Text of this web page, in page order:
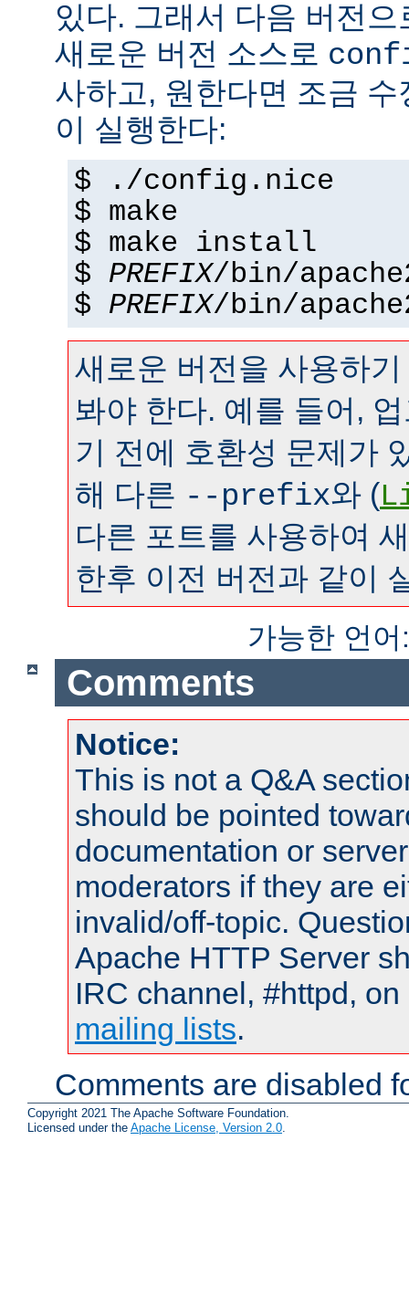
있다. 그래서 다음 버전
새로운 버전 소스로
사하고, 원한다면 조금
이 실행한다:
$ ./config.nice
$ make
$ make install
$ PREFIX/bin/
$ PREFIX/bin/
새로운 버전을 사용하
봐야 한다. 예를 들어,
기 전에 호환성 문제가
해 다른 --prefix와 (
다른 포트를 사용하여
한후 이전 버전과 같이
가능한 언
Comments
Notice:
This is not a Q&A
should be pointed
documentation or
moderators if they are
invalid/off-topic.
Apache HTTP Server
IRC channel, #httpd,
mailing lists.
Comments are disabled
Copyright 2021 The Apache Software Foundation.
Licensed under the Apache License, Version 2.0